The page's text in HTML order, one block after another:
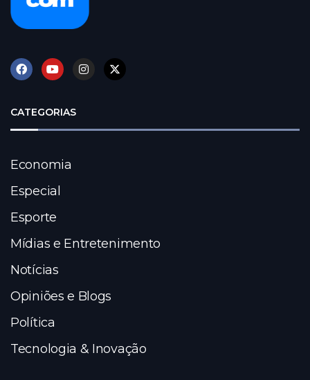
CATEGORIAS
Economia
Especial
Esporte
Mídias e Entretenimento
Notícias
Opiniões e Blogs
Política
Tecnologia & Inovação